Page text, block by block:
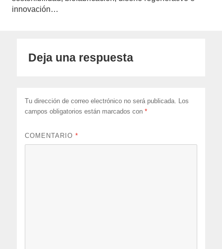
innovación…
Deja una respuesta
Tu dirección de correo electrónico no será publicada.
Los
campos obligatorios están marcados con*
COMENTARIO*